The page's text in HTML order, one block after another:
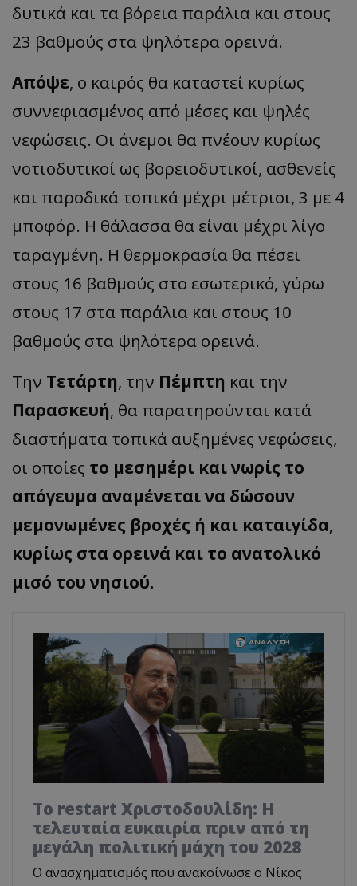
δυτικά και τα βόρεια παράλια και στους
23 βαθμούς στα ψηλότερα ορεινά.
Απόψε, ο καιρός θα καταστεί κυρίως
συννεφιασμένος από μέσες και ψηλές
νεφώσεις. Οι άνεμοι θα πνέουν κυρίως
νοτιοδυτικοί ως βορειοδυτικοί, ασθενείς
και παροδικά τοπικά μέχρι μέτριοι, 3 με 4
μποφόρ. Η θάλασσα θα είναι μέχρι λίγο
ταραγμένη. Η θερμοκρασία θα πέσει
στους 16 βαθμούς στο εσωτερικό, γύρω
στους 17 στα παράλια και στους 10
βαθμούς στα ψηλότερα ορεινά.
Την Τετάρτη, την Πέμπτη και την
Παρασκευή, θα παρατηρούνται κατά
διαστήματα τοπικά αυξημένες νεφώσεις,
οι οποίες το μεσημέρι και νωρίς το
απόγευμα αναμένεται να δώσουν
μεμονωμένες βροχές ή και καταιγίδα,
κυρίως στα ορεινά και το ανατολικό
μισό του νησιού.
Το restart Χριστοδουλίδη: Η
τελευταία ευκαιρία πριν από τη
μεγάλη πολιτική μάχη του 2028
Ο ανασχηματισμός που ανακοίνωσε ο Νίκος